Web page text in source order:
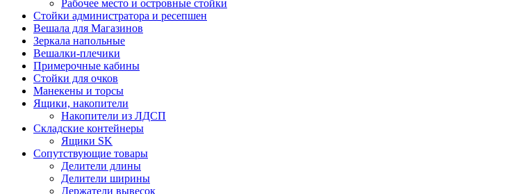
Рабочее место и островные стойки
Стойки администратора и ресепшен
Вешала для Магазинов
Зеркала напольные
Вешалки-плечики
Примерочные кабины
Стойки для очков
Манекены и торсы
Ящики, накопители
Накопители из ЛДСП
Складские контейнеры
Ящики SK
Сопутствующие товары
Делители длины
Делители ширины
Держатели вывесок